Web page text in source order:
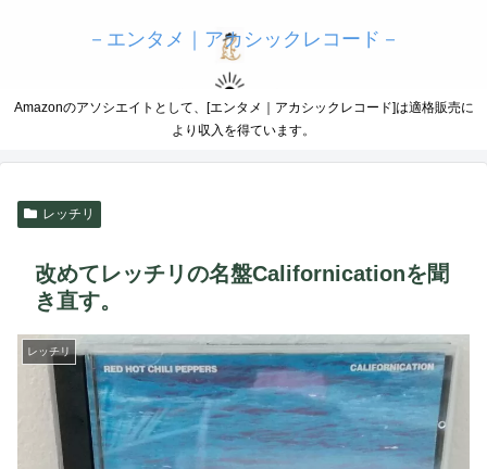
－エンタメ｜アカシックレコード－
Amazonのアソシエイトとして、[エンタメ｜アカシックレコード]は適格販売に
より収入を得ています。
レッチリ
改めてレッチリの名盤Californicationを聞
き直す。
レッチリ